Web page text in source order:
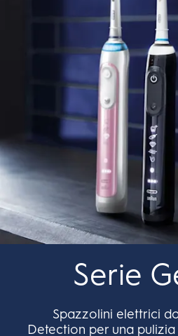
Serie
Spazzolini elettrici
Detection per una